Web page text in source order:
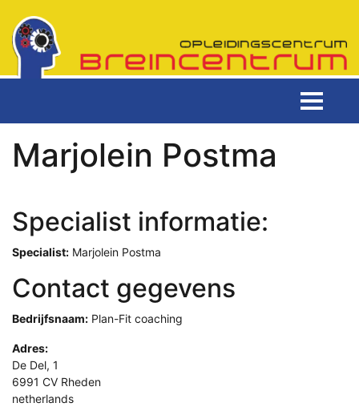
Marjolein Postma
Specialist informatie:
Specialist: Marjolein Postma
Contact gegevens
Bedrijfsnaam: Plan-Fit coaching
Adres:
De Del, 1
6991 CV Rheden
netherlands